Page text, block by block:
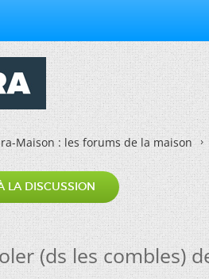
Maison : les forums de la maison
LA DISCUSSION
(ds les combles)